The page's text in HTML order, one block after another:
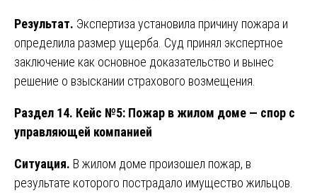
Результат. Экспертиза установила причину пожара и
определила размер ущерба. Суд принял экспертное
заключение как основное доказательство и вынес
решение о взыскании страхового возмещения.
Раздел 14. Кейс №5: Пожар в жилом доме — спор с
управляющей компанией
Ситуация. В жилом доме произошел пожар, в
результате которого пострадало имущество жильцов.